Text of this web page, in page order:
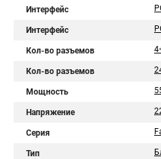
Интерфейс
Интерфейс
Кол-во разъемов
Кол-во разъемов
Мощность
Напряжение
Серия
Тип